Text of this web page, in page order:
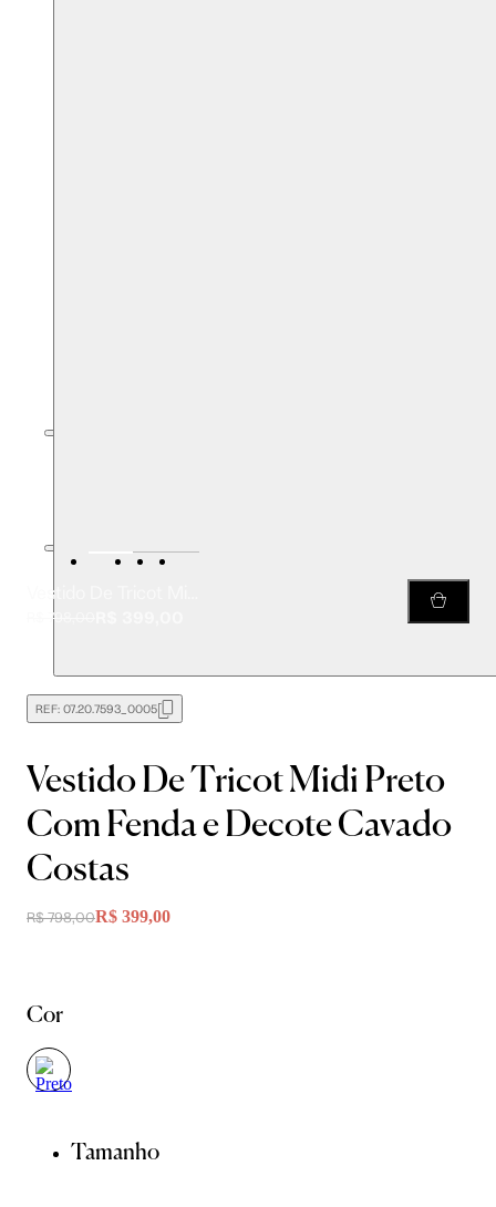
R$ 798,00
REF: 07.20.7593_0005
Vestido De Tricot Midi Preto
Com Fenda e Decote Cavado
Costas
R$ 798,00R$ 399,00
Cor
Tamanho